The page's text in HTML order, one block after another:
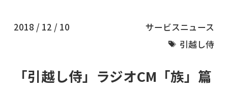
2018 / 12 / 10
サービスニュース
引越し侍
「引越し侍」ラジオCM「族」篇